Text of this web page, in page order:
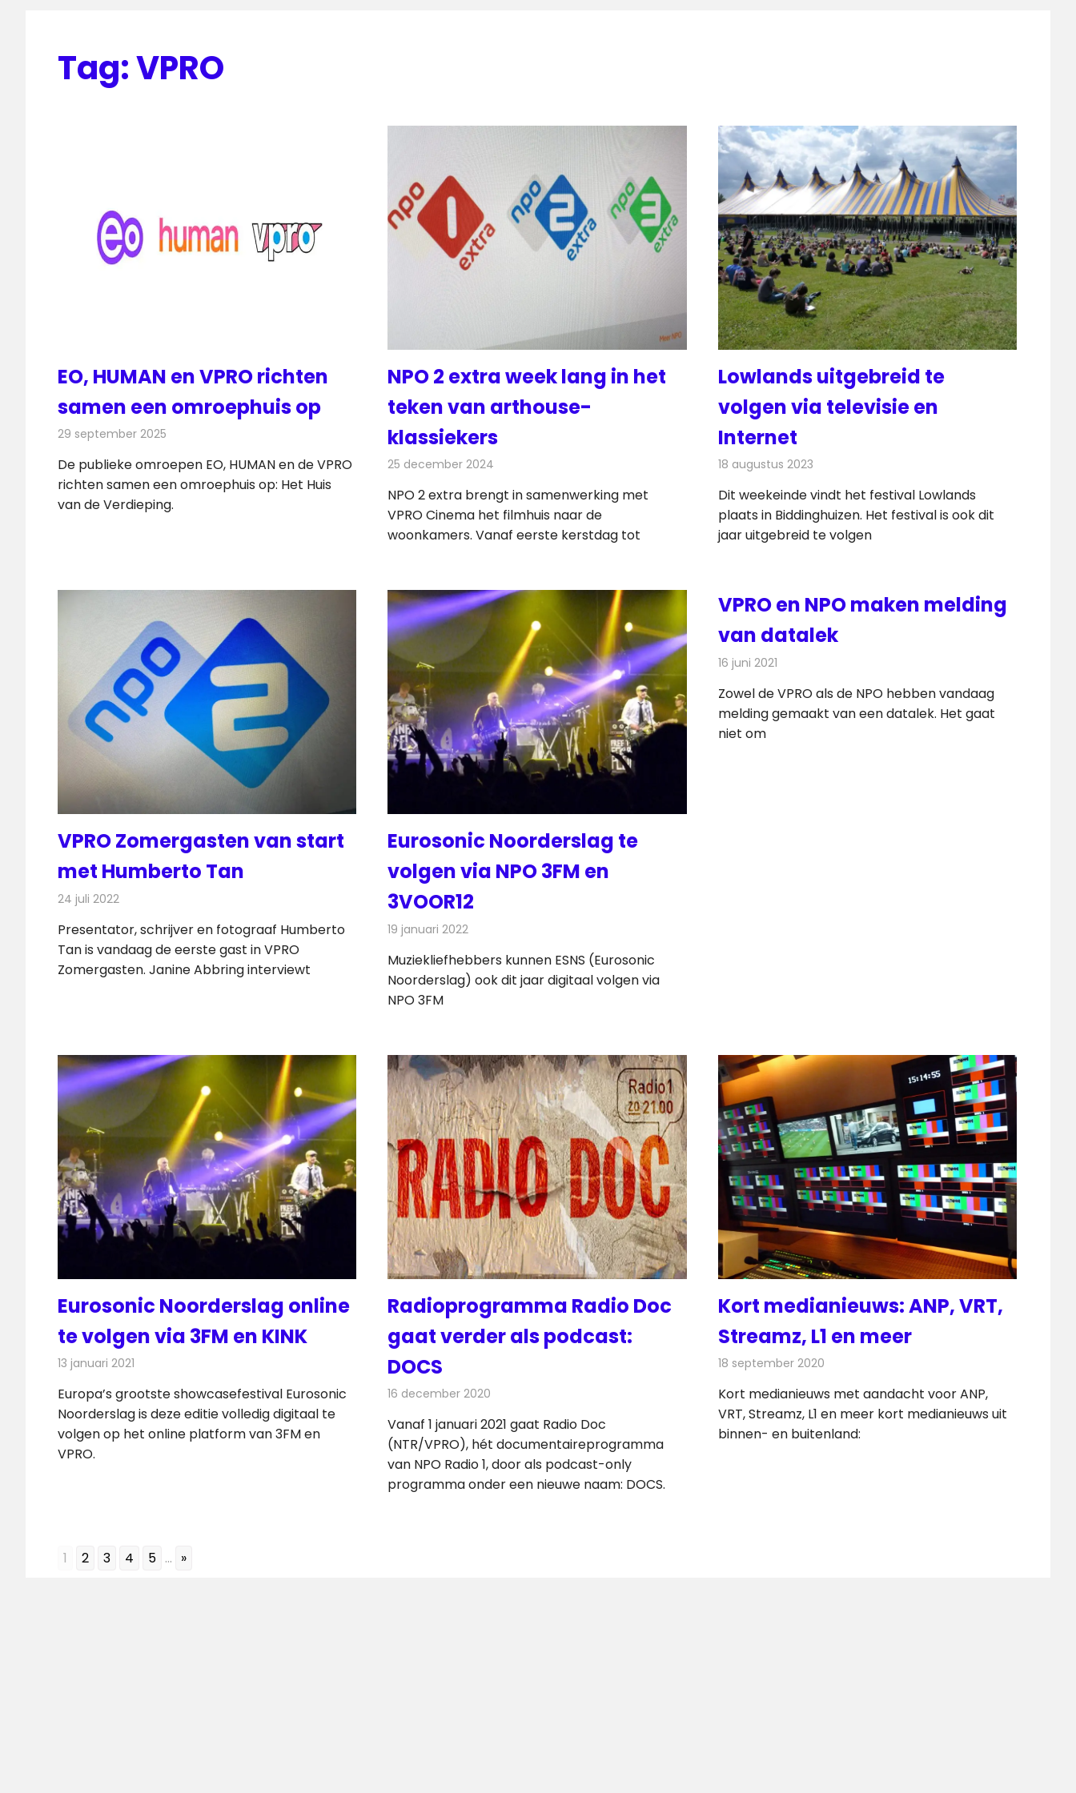
Tag:VPRO
EO, HUMAN en VPRO richten
samen een omroephuis op
29 september 2025
De publieke omroepen EO, HUMAN en de VPRO
richten samen een omroephuis op: Het Huis
van de Verdieping.
NPO 2 extra week lang in het
teken van arthouse-
klassiekers
25 december 2024
NPO 2 extra brengt in samenwerking met
VPRO Cinema het filmhuis naar de
woonkamers. Vanaf eerste kerstdag tot
Lowlands uitgebreid te
volgen via televisie en
Internet
18 augustus 2023
Dit weekeinde vindt het festival Lowlands
plaats in Biddinghuizen. Het festival is ook dit
jaar uitgebreid te volgen
VPRO Zomergasten van start
met Humberto Tan
24 juli 2022
Presentator, schrijver en fotograaf Humberto
Tan is vandaag de eerste gast in VPRO
Zomergasten. Janine Abbring interviewt
Eurosonic Noorderslag te
volgen via NPO 3FM en
3VOOR12
19 januari 2022
Muziekliefhebbers kunnen ESNS (Eurosonic
Noorderslag) ook dit jaar digitaal volgen via
NPO 3FM
VPRO en NPO maken melding
van datalek
16 juni 2021
Zowel de VPRO als de NPO hebben vandaag
melding gemaakt van een datalek. Het gaat
niet om
Eurosonic Noorderslag online
te volgen via 3FM en KINK
13 januari 2021
Europa’s grootste showcasefestival Eurosonic
Noorderslag is deze editie volledig digitaal te
volgen op het online platform van 3FM en
VPRO.
Radioprogramma Radio Doc
gaat verder als podcast:
DOCS
16 december 2020
Vanaf 1 januari 2021 gaat Radio Doc
(NTR/VPRO), hét documentaireprogramma
van NPO Radio 1, door als podcast-only
programma onder een nieuwe naam: DOCS.
Kort medianieuws: ANP, VRT,
Streamz, L1 en meer
18 september 2020
Kort medianieuws met aandacht voor ANP,
VRT, Streamz, L1 en meer kort medianieuws uit
binnen- en buitenland:
1 2 3 4 5 ... »